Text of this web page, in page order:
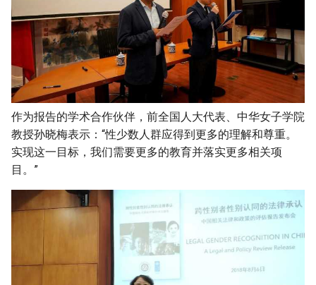
作为报告的学术合作伙伴，前全国人大代表、中华女子学院
教授孙晓梅表示：“性少数人群应得到更多的理解和尊重。
实现这一目标，我们需要更多的教育并落实更多相关项
目。”